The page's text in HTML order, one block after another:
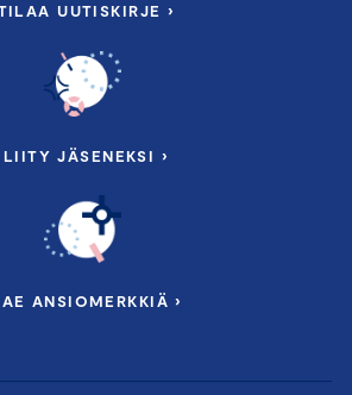
UUTISKIRJE ›
LIITY JÄSENEKSI ›
ANSIOMERKKIÄ ›